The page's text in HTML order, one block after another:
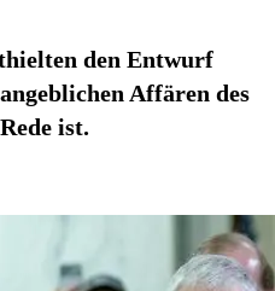
den Entwurf
Affären des
ist.